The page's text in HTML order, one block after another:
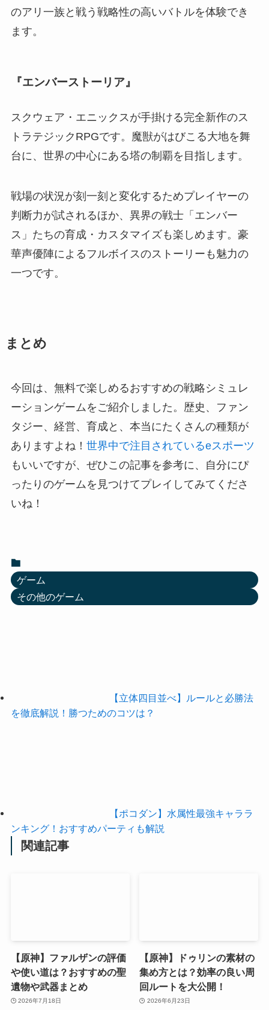
のアリ一族と戦う戦略性の高いバトルを体験でき
ます。
『エンバーストーリア』
スクウェア・エニックスが手掛ける完全新作のス
トラテジックRPGです。魔獣がはびこる大地を舞
台に、世界の中心にある塔の制覇を目指します。
戦場の状況が刻一刻と変化するためプレイヤーの
判断力が試されるほか、異界の戦士「エンバー
ス」たちの育成・カスタマイズも楽しめます。豪
華声優陣によるフルボイスのストーリーも魅力の
一つです。
まとめ
今回は、無料で楽しめるおすすめの戦略シミュレ
ーションゲームをご紹介しました。歴史、ファン
タジー、経営、育成と、本当にたくさんの種類が
ありますよね！ 世界中で注目されているeスポーツ
もいいですが、ぜひこの記事を参考に、自分にぴ
ったりのゲームを見つけてプレイしてみてくださ
いね！
ゲーム
その他のゲーム
【立体四目並べ】ルールと必勝法
を徹底解説！勝つためのコツは？
【ポコダン】水属性最強キャララ
ンキング！おすすめパーティも解説
関連記事
【原神】ファルザンの評価
や使い道は？おすすめの聖
遺物や武器まとめ
2026年7月18日
【原神】ドゥリンの素材の
集め方とは？効率の良い周
回ルートを大公開！
2026年6月23日